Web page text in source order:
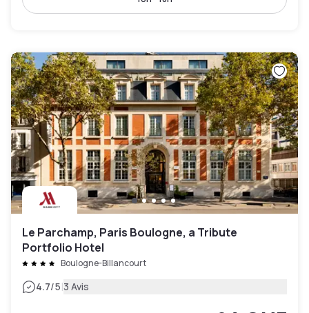
Le Parchamp, Paris Boulogne, a Tribute
Portfolio Hotel
Boulogne-Billancourt
4.7/5|3 Avis